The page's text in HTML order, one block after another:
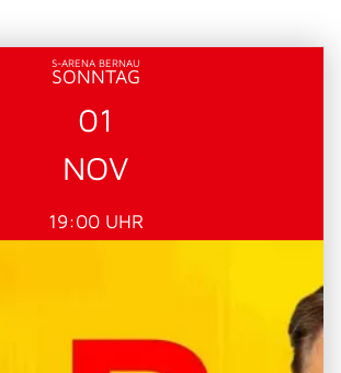
S-ARENA BERNAU
SONNTAG
01
NOV
19:00 UHR